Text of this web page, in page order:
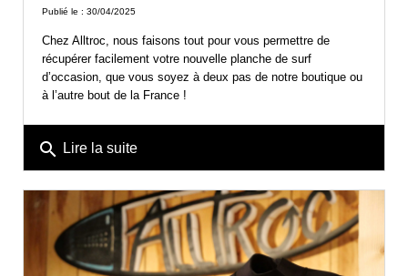
Publié le : 30/04/2025
Chez Alltroc, nous faisons tout pour vous permettre de
récupérer facilement votre nouvelle planche de surf
d’occasion, que vous soyez à deux pas de notre boutique ou
à l’autre bout de la France !
search Lire la suite